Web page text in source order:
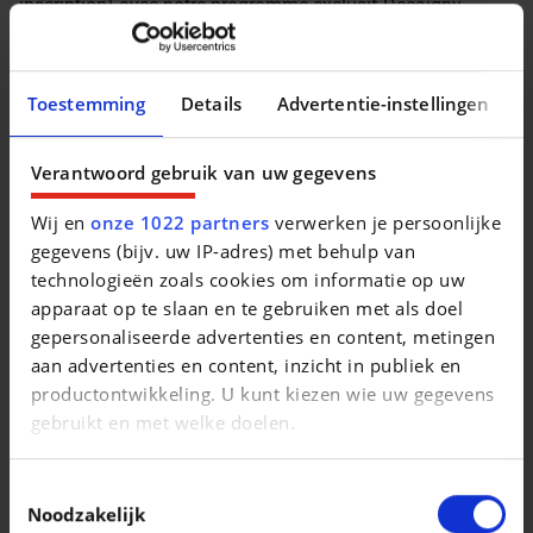
Toestemming Details Advertentie-instellingen
Verantwoord gebruik van uw gegevens
Wij enonze 1022 partners verwerken je persoonlijke
gegevens (bijv. uw IP-adres) met behulp van
technologieën zoals cookies om informatie op uw
apparaat op te slaan en te gebruiken met als doel
gepersonaliseerde advertenties en content, metingen
aan advertenties en content, inzicht in publiek en
productontwikkeling. U kunt kiezen wie uw gegevens
gebruikt en met welke doelen.
Informatie verzamelen over uw geografische
Noodzakelijk
inscription) avec notre programme exclusif Decaigny-
Degroote Care. Appelez ou envoyez un mail pour plus
ONZE TOONZALEN BLIJVEN ONLINE 24/7 OPEN- verkoop
van voertuigen is mogelijk volgens de coronaregels.
Gratis online een wagen reserveren is mogelijk. Via een
persoonlijk videogesprek (na telefonisch contact)
beantwoorden wij al uw vragen en demonstreren wij u de
wagen op afstand.
NOS SHOWROOMS RESTENT OUVERTES EN LIGNE 24/7 -
la vente des véhicules est possible en suivant les règles
corona.
Vous pouvez réserver une voiture en ligne gratuitement.
Par un appel vidéo personnel (après contact téléphonique),
démontrerons la voiture à distance.